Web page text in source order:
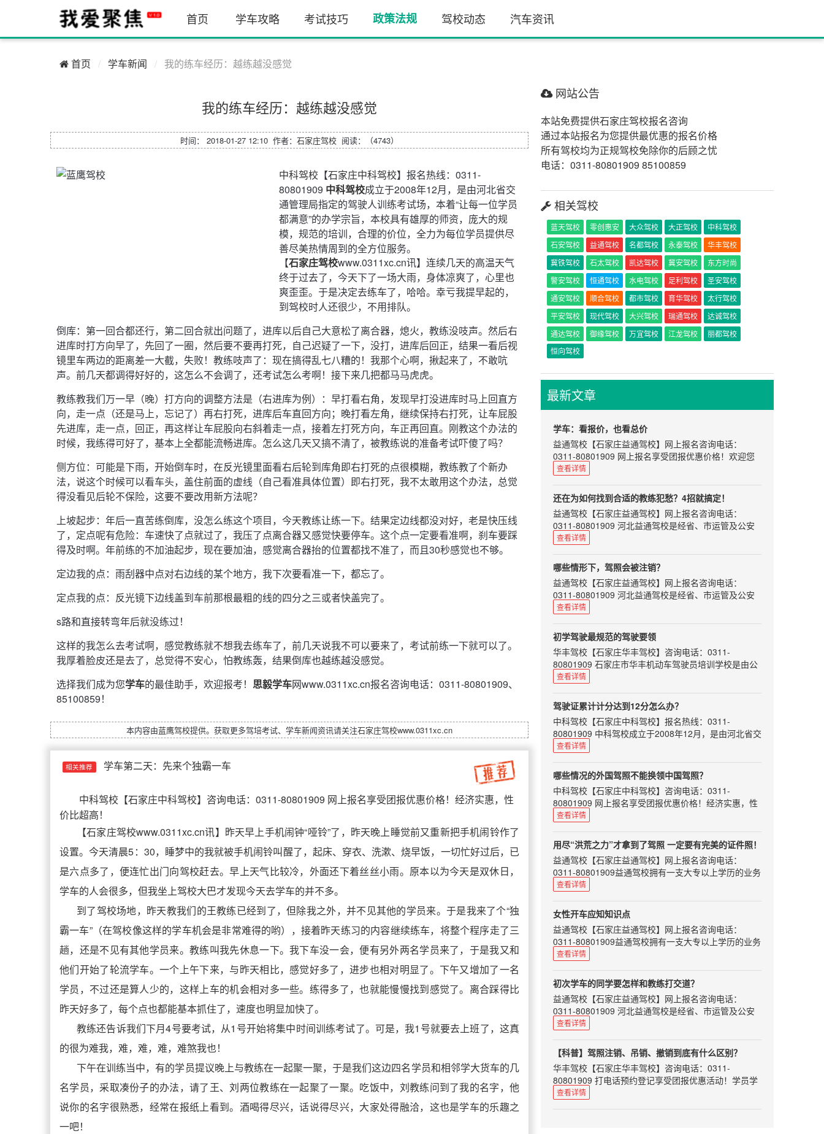
首页 学车攻略 考试技巧 政策法规 驾校动态 汽车资讯
首页 学车新闻 我的练车经历：越练越没感觉
我的练车经历：越练越没感觉
时间： 2018-01-27 12:10 作者： 石家庄驾校 阅读：（4743）
中科驾校 【石家庄中科驾校】报名热线：0311-
80801909 中科驾校成立于2008年12月，是由河北省交
通管理局指定的驾驶人训练考试场，本着“让每一位学员
都满意”的办学宗旨，本校具有雄厚的师资，庞大的规
模，规范的培训，合理的价位，全力为每位学员提供尽
善尽美热情周到的全方位服务。
【石家庄驾校www.0311xc.cn讯】连续几天的高温天气
终于过去了，今天下了一场大雨，身体凉爽了，心里也
爽歪歪。于是决定去练车了，哈哈。幸亏我提早起的，
到驾校时人还很少，不用排队。
倒库：第一回合都还行，第二回合就出问题了，进库以后自己大意松了离合器，熄火，教练没吱声。然后右
进库时打方向早了，先回了一圈，然后要不要再打死，自己迟疑了一下，没打，进库后回正，结果一看后视
镜里车两边的距离差一大截，失败！教练吱声了：现在搞得乱七八糟的！我那个心啊，揪起来了，不敢吭
声。前几天都调得好好的，这怎么不会调了，还考试怎么考啊！接下来几把都马马虎虎。
教练教我们万一早（晚）打方向的调整方法是（右进库为例）：早打看右角，发现早打没进库时马上回直方
向，走一点（还是马上，忘记了）再右打死，进库后车直回方向；晚打看左角，继续保持右打死，让车屁股
先进库，走一点，回正，再这样让车屁股向右斜着走一点，接着左打死方向，车正再回直。刚教这个办法的
时候，我练得可好了，基本上全都能流畅进库。怎么这几天又搞不清了，被教练说的准备考试吓傻了吗？
侧方位：可能是下雨，开始倒车时，在反光镜里面看右后轮到库角即右打死的点很模糊，教练教了个新办
法，说这个时候可以看车头，盖住前面的虚线（自己看准具体位置）即右打死，我不太敢用这个办法，总觉
得没看见后轮不保险，这要不要改用新方法呢？
上坡起步：年后一直苦练倒库，没怎么练这个项目，今天教练让练一下。结果定边线都没对好，老是快压线
了，定点呢有危险：车速快了点就过了，我压了点离合器又感觉快要停车。这个点一定要看准啊，刹车要踩
得及时啊。年前练的不加油起步，现在要加油，感觉离合器抬的位置都找不准了，而且30秒感觉也不够。
定边我的点：雨刮器中点对右边线的某个地方，我下次要看准一下，都忘了。
定点我的点：反光镜下边线盖到车前那根最粗的线的四分之三或者快盖完了。
s路和直接转弯年后就没练过！
这样的我怎么去考试啊，感觉教练就不想我去练车了，前几天说我不可以要来了，考试前练一下就可以了。
我厚着脸皮还是去了，总觉得不安心，怕教练轰，结果倒库也越练越没感觉。
选择我们成为您学车的最佳助手，欢迎报考！ 思毅学车网www.0311xc.cn报名咨询电话：0311-80801909、
85100859！
本内容由蓝鹰驾校提供。获取更多驾培考试、学车新闻资讯请关注石家庄驾校www.0311xc.cn
相关推荐 学车第二天：先来个独霸一车
中科驾校 【石家庄中科驾校】咨询电话：0311-80801909 网上报名享受团报优惠价格！经济实惠，性
价比超高！
【石家庄驾校www.0311xc.cn讯】昨天早上手机闹钟“哑铃”了，昨天晚上睡觉前又重新把手机闹铃作了
设置。今天清晨5：30，睡梦中的我就被手机闹铃叫醒了，起床、穿衣、洗漱、烧早饭，一切忙好过后，已
是六点多了，便连忙出门向驾校赶去。早上天气比较冷，外面还下着丝丝小雨。原本以为今天是双休日，
学车的人会很多，但我坐上驾校大巴才发现今天去学车的并不多。
到了驾校场地，昨天教我们的王教练已经到了，但除我之外，并不见其他的学员来。于是我来了个“独
霸一车”（在驾校像这样的学车机会是非常难得的哟），接着昨天练习的内容继续练车，将整个程序走了三
趟，还是不见有其他学员来。教练叫我先休息一下。我下车没一会，便有另外两名学员来了，于是我又和
他们开始了轮流学车。一个上午下来，与昨天相比，感觉好多了，进步也相对明显了。下午又增加了一名
学员，不过还是算人少的，这样上车的机会相对多一些。练得多了，也就能慢慢找到感觉了。离合踩得比
昨天好多了，每个点也都能基本抓住了，速度也明显加快了。
教练还告诉我们下月4号要考试，从1号开始将集中时间训练考试了。可是，我1号就要去上班了，这真
的很为难我，难，难，难，难煞我也！
下午在训练当中，有的学员提议晚上与教练在一起聚一聚，于是我们这边四名学员和相邻学大货车的几
名学员，采取凑份子的办法，请了王、刘两位教练在一起聚了一聚。吃饭中，刘教练问到了我的名字，他
说你的名字很熟悉，经常在报纸上看到。酒喝得尽兴，话说得尽兴，大家处得融洽，这也是学车的乐趣之
一吧！
网站公告
本站免费提供石家庄驾校报名咨询
通过本站报名为您提供最优惠的报名价格
所有驾校均为正规驾校免除你的后顾之忧
电话：0311-80801909 85100859
相关驾校
蓝天驾校 零创惠安 大众驾校 大正驾校
中科驾校
石安驾校
益通驾校 名都驾校 永泰驾校
华丰驾校
冀铁驾校
石太驾校 凯达驾校 冀安驾校
东方时尚
警安驾校
恒通驾校 水电驾校 足利驾校
圣安驾校
通安驾校
顺合驾校 都市驾校 育华驾校
太行驾校
平安驾校
现代驾校 大兴驾校 瑞通驾校
达诚驾校
通达驾校
御缘驾校 万宜驾校 江龙驾校
丽都驾校
恒向驾校
最新文章
学车：看报价，也看总价
益通驾校 【石家庄益通驾校】网上报名咨询电话：
0311-80801909 网上报名享受团报优惠价格！欢迎您
来河北益通驾校学车！训练场地教学科目齐全，统一按
部分地区存在这样的现象：可能当地的平均费用是
5000，但是有的驾校报价却在4000左右徘徊。撇开其
所在驾校可能比较偏，场地、人工成本比较低外，有没
有可能存在恶意竞争的情况。即：为了先圈学员进来，
然后再以“接送费”、“插队费”等各种名目来征收其中的
也许确实会有这样的情况：部分驾校的场地较便宜、或
是驾校部分让利，从而使其驾考价格低于当地平均水平
几百块，但是这种上千块的报价落差可能会存在猫腻
所以，学车的话，看驾校的报价，更需要的看的是总
价。
可能你是第一次报名，你身...
查看详情
还在为如何找到合适的教练犯愁？4招就搞定！
益通驾校 【石家庄益通驾校】网上报名咨询电话：
0311-80801909 河北益通驾校是经省、市运管及公安
交通部门正式批准的培训与考场为一体的标准化驾校。
套考试科目。
驾校、教练之于学车的学员，教练则显得格外重要。一
个好的教练不仅能让我们学习到考试技巧，还能在他的
身上学习到正确的驾驶心得。教练水平高低，可以决定
学员技术掌握及拿照速度，所以说选对教练很重要!
这里先列举一些靠谱的好教练的标准：对待学员耐心细
心有责任感；学员难免犯错，对待学员不大吼大叫变相
羞辱；不会向学员收取“好处”；不势力，对每位学员一
视同仁；诙谐幽默…
如何挑选好教练，可谓是困扰广大学员的重要难题了，
好教练就如好对...
查看详情
哪些情形下，驾照会被注销？
益通驾校 【石家庄益通驾校】网上报名咨询电话：
0311-80801909 河北益通驾校是经省、市运管及公安
交通部门正式批准的培训与考场为一体的标准化驾校。
套考试科目。
机动车驾驶人具有下列情形之一的，车辆管理所应当注
销其机动车驾驶证：
一、死亡的；
二、身体条件不适合驾驶机动车的；
三、提出注销申请的；
四、丧失民事行为能力，监护人提出注销申请的；
五、超过机动车驾驶证有效期一年以上未换证的；
六、年龄在60周岁以上，在一个记分周期结束后一年内
未提交身体条件证明的；或者持有大型客车、牵引车、
城市公交车、中型客车、大型货车、无轨电车、有轨电
车准驾车型，在两个记分周期结束后一年内未提交身体
条件证明；或者持...
查看详情
初学驾驶最规范的驾驶要领
华丰驾校 【石家庄华丰驾校】咨询电话：0311-
80801909 石家庄市华丰机动车驾驶员培训学校是由公
安、交通部门批准的一类驾校，拥有多年办学经验及雄
本文给初学驾驶的朋友介绍一些最规范的驾驶要领，希
望对大家有所帮助！
［离合器踏板］ 将左脚掌置于踏板中央，踩时一下踩到
底，抬时自然将膝盖上抬。脚跟一般离开地板，主要以
脚腕和小腿来完成，不许以脚跟为轴。
［加速踏板］ 将右脚跟置于地面，稍向右正对踏板。以
右脚跟为支点脚掌轻轻用力踩踏（平稳地踩下和抬
起）。
［制动器踏板］ 将右脚掌置于制动踏板中央，逐渐用力
踩（平稳地），仍以右脚跟为轴。（不可以看，必须条
件反射式地迅速操作。）
［变速杆］ 手用力不要过大；不必特意...
查看详情
驾驶证累计计分达到12分怎么办？
中科驾校 【石家庄中科驾校】报名热线：0311-
80801909 中科驾校成立于2008年12月，是由河北省交
通管理局指定的驾驶人训练考试场，本着“让每一位学
规模，规范的培训，合理的价位，全力为每位学员提供
尽善尽美热情周到的全方位服务。
道路交通安全违法行为累计记分周期为12个月，满分为
12分，从机动车驾驶证初次领取之日起计算。如果驾驶
证累计计分达到12份该怎么办呢？
第1步：驾驶员在一个记分周期内累计积分达到12分
的，交管部门就会扣留（记住只是扣留，不是吊销）其
机动车驾驶证。
第2步：驾驶员应当在15日内到交管部门，参加为期7天
的道路交通安全法律、法规和相关知识学习。
第3步：进行相关考试，考...
查看详情
哪些情况的外国驾照不能换领中国驾照？
中科驾校 【石家庄中科驾校】咨询电话：0311-
80801909 网上报名享受团报优惠价格！经济实惠，性
价比超高！
持有国际驾照，能否在中国开车呢？交警部门表示：持
国际驾照在中国开车，仍将被视为无证驾驶。在中国境
内驾驶机动车必须申领中国机动车驾驶证。
“国际驾照并不是驾照，只是驾照的多语言翻译文件，
也可以说是一个具有多国语言的驾照公证件。”深圳交
警介绍，根据联合国陆路交通国际条约，授权相关的国
际组织签发给已经在该国拥有驾照的驾驶员，主要目的
是为消除司机在国外驾车时，由于各国对驾照有不同要
求而遇到的障碍。“我国没有加入联合国道路交通公
约，所以，持有国际驾照在我国并不能开车。”
深圳交警介绍，以下情况不可换领中国驾照：1.新
西兰黄色版不能...
查看详情
用尽“洪荒之力”才拿到了驾照 一定要有完美的证件照！
益通驾校 【石家庄益通驾校】网上报名咨询电话：
0311-80801909益通驾校拥有一支大专以上学历的业务
人员和星级、优秀教练队伍，将为您提供全面周到的热
松学车，享受快乐生活。
好不容易历经艰辛拿到了驾照，
要是一打开上面是一张惨不忍睹的照片，
想到要一直丑六年，心情是不是很低落呢！
来来来，都来学着点！
1、准备一张白纸或者白色手绢
把白纸拿在手上或者把手绢铺在自己的大腿上，
别怕丢脸，它会在镜头之外默默支持你的拍照大业。
如果拍摄过写真的同学一定见过白色的反光板吧，
他们作用是一样的哦。
经过反射的灯光打到脸上会让脸看起来更柔和自然，
也能让肌肤看起来更明亮自...
查看详情
女性开车应知知识点
益通驾校 【石家庄益通驾校】网上报名咨询电话：
0311-80801909益通驾校拥有一支大专以上学历的业务
人员和星级、优秀教练队伍，将为您提供全面周到的热
松学车，享受快乐生活。
很多女性对于开车驾驶知识不了解，遇到问题通常束手
无策,面对于驾驶知识不了解这些问题我们又该怎么做
呢？女性开车又该注意什么？
1、不穿高跟鞋
穿着高跟鞋开车隐藏的车祸是其它鞋子的好几倍，
因为不管是不是紧急刹车，滑脚的机率都会比较高，也
有可能扭伤自己的脚。所以建议经常穿高跟鞋的女车
主，可以在车上多放一双平底鞋，下车之后再换回高跟
鞋，一点也不影响你的美丽，还很安全，何乐而不为
呢。
2、手套要少用
查看详情
初次学车的同学要怎样和教练打交道？
益通驾校 【石家庄益通驾校】网上报名咨询电话：
0311-80801909 河北益通驾校是经省、市运管及公安
交通部门正式批准的培训与考场为一体的标准化驾校。
套考试科目。
刚开始学车，许多同学都会问，要怎么样和教练搞好关
系呢？实际上和教练有良好的沟通，不仅能使你的学车
路愉快而充实，而且说不定还能和这位良师结交成以后
生活中的益友。所以初次学车，我们应该注意以下几个
要点。
查看详情
【科普】驾照注销、吊销、撤销到底有什么区别？
华丰驾校 【石家庄华丰驾校】咨询电话：0311-
80801909 打电话预约登记享受团报优惠活动！学员学
车全程专属客服 星级教练一对一教学！古城东路谈固大
查看详情